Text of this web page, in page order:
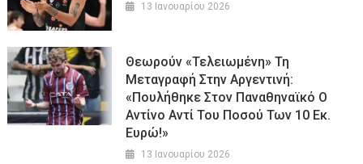
13 Ιανουαρίου 2026
Θεωρούν «τελειωμένη» Τη
Μεταγραφή Στην Αργεντινή:
«Πουλήθηκε Στον Παναθηναϊκό Ο
Αντίνο Αντί Του Ποσού Των 10 Εκ.
Ευρώ!»
13 Ιανουαρίου 2026